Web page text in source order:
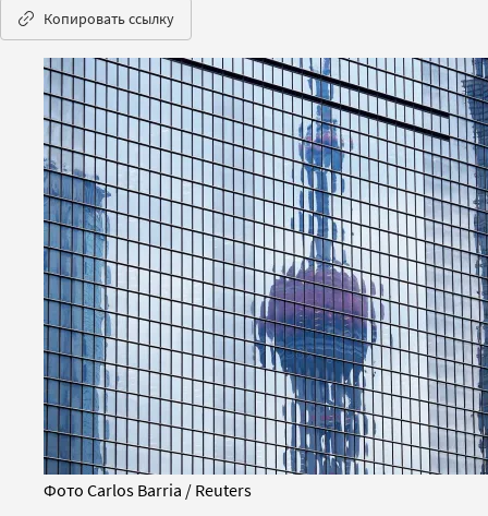
Копировать ссылку
Фото Carlos Barria / Reuters